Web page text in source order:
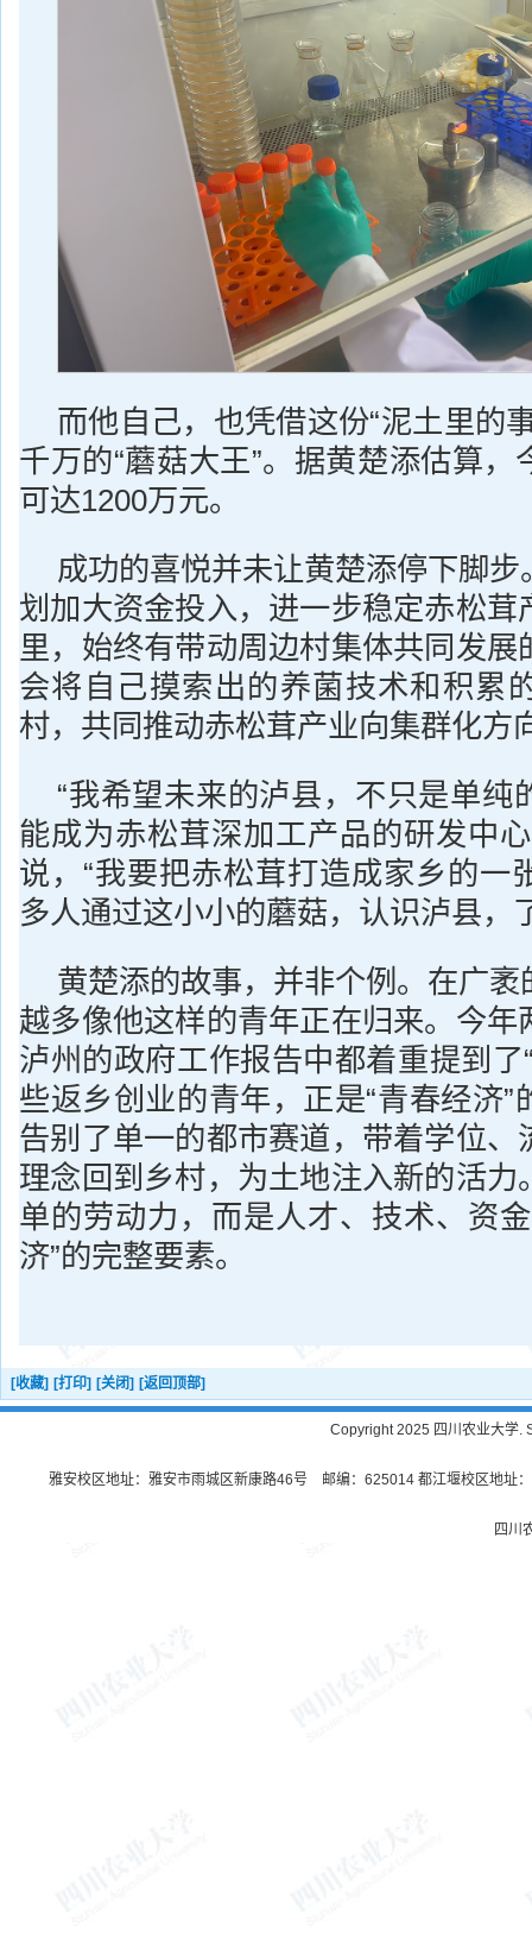
而他自己，也凭借这份“泥土里的
千万的“蘑菇大王”。据黄楚添估算，
可达1200万元。
成功的喜悦并未让黄楚添停下脚
划加大资金投入，进一步稳定赤松茸
里，始终有带动周边村集体共同发展
会将自己摸索出的养菌技术和积累
村，共同推动赤松茸产业向集群化方
“我希望未来的泸县，不只是单纯
能成为赤松茸深加工产品的研发中
说，“我要把赤松茸打造成家乡的一
多人通过这小小的蘑菇，认识泸县，
黄楚添的故事，并非个例。在广
越多像他这样的青年正在归来。今年
泸州的政府工作报告中都着重提到了
些返乡创业的青年，正是“青春经济”
告别了单一的都市赛道，带着学位、
理念回到乡村，为土地注入新的活力
单的劳动力，而是人才、技术、资
济”的完整要素。
[收藏] [打印] [关闭] [返回顶部]
Copyright 2025 四川农业大学.
雅安校区地址：雅安市雨城区新康路46号 邮编：625014 都江堰校区地址
四川